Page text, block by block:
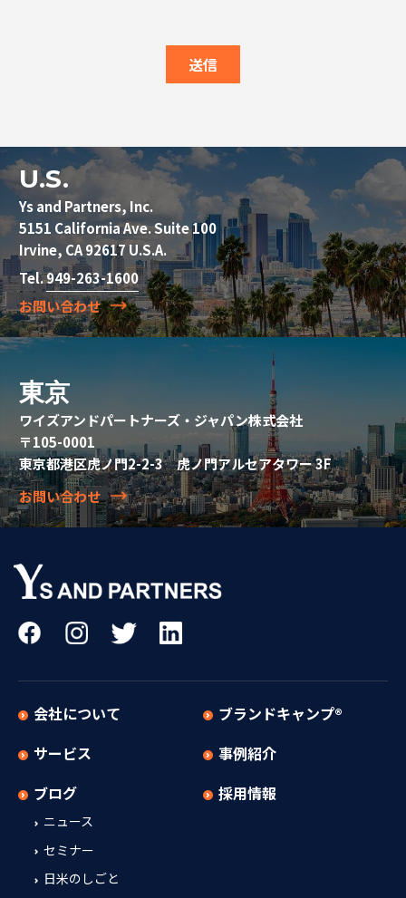
U.S.
Ys and Partners, Inc.
5151 California Ave. Suite 100
Irvine, CA 92617 U.S.A.
Tel.949-263-1600
お問い合わせ
東京
ワイズアンドパートナーズ・ジャパン株式会社
〒105-0001
東京都港区虎ノ門2-2-3 虎ノ門アルセアタワー 3F
お問い合わせ
会社について
サービス
ブログ
ニュース
セミナー
日米のしごと
ブランドキャンプ®
事例紹介
採用情報